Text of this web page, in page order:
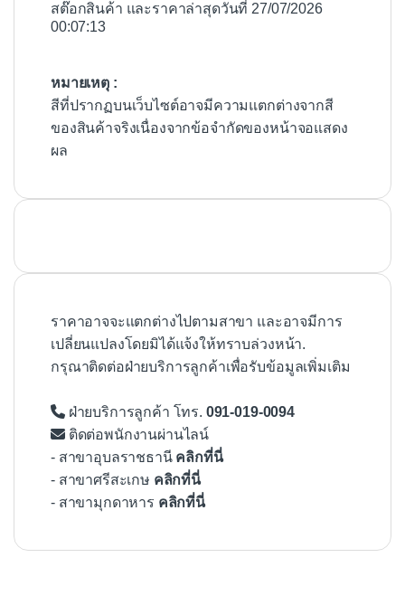
สต๊อกสินค้า และราคาล่าสุดวันที่ 27/07/2026
00:07:13
หมายเหตุ :
สีที่ปรากฏบนเว็บไซต์อาจมีความแตกต่างจากสี
ของสินค้าจริงเนื่องจากข้อจำกัดของหน้าจอแสดง
ผล
ราคาอาจจะแตกต่างไปตามสาขา และอาจมีการ
เปลี่ยนแปลงโดยมิได้แจ้งให้ทราบล่วงหน้า.
กรุณาติดต่อฝ่ายบริการลูกค้าเพื่อรับข้อมูลเพิ่มเติม
ฝ่ายบริการลูกค้า โทร. 091-019-0094
ติดต่อพนักงานผ่านไลน์
- สาขาอุบลราชธานี คลิกที่นี่
- สาขาศรีสะเกษ คลิกที่นี่
- สาขามุกดาหาร คลิกที่นี่